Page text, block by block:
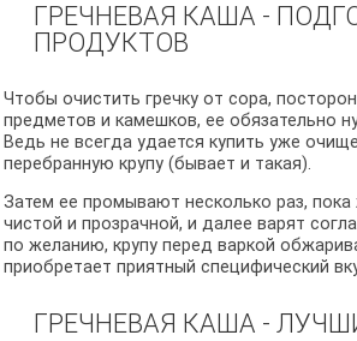
ГРЕЧНЕВАЯ КАША -
ПРОДУКТОВ
Чтобы очистить гречку от сора,
предметов и камешков, ее обязательно
Ведь не всегда удается купить уже
перебранную крупу (бывает и такая).
Затем ее промывают несколько раз,
чистой и прозрачной, и далее варят
по желанию, крупу перед варкой
приобретает приятный специфический
ГРЕЧНЕВАЯ КАША -